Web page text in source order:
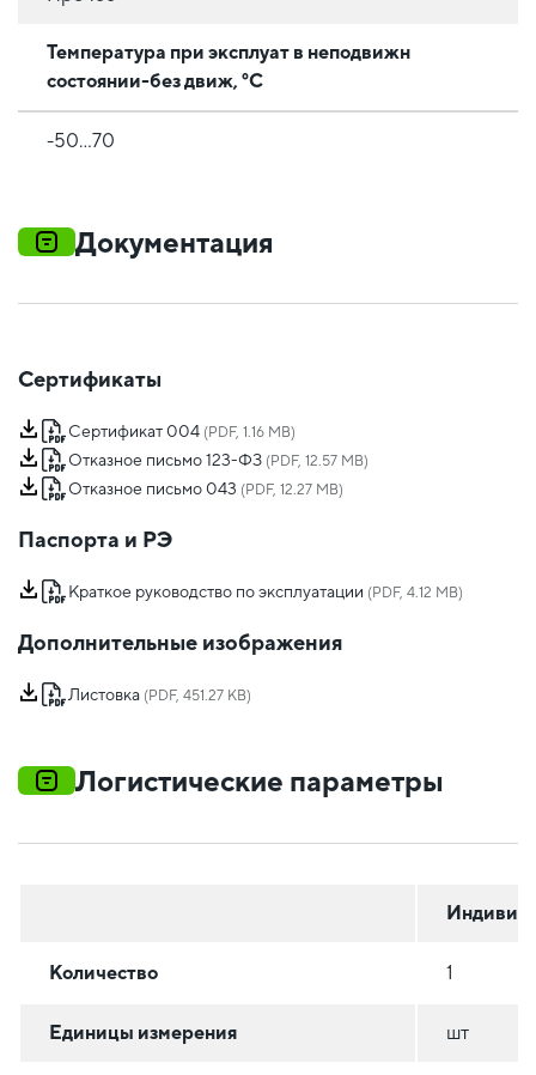
Температура при эксплуат в неподвижн
состоянии-без движ, °C
-50…70
Документация
Сертификаты
Сертификат 004 (PDF, 1.16 MB)
Отказное письмо 123-ФЗ (PDF, 12.57 MB)
Отказное письмо 043 (PDF, 12.27 MB)
Паспорта и РЭ
Краткое руководство по эксплуатации (PDF, 4.12 MB)
Дополнительные изображения
Листовка (PDF, 451.27 KB)
Логистические параметры
Количество 1
Единицы измерения шт